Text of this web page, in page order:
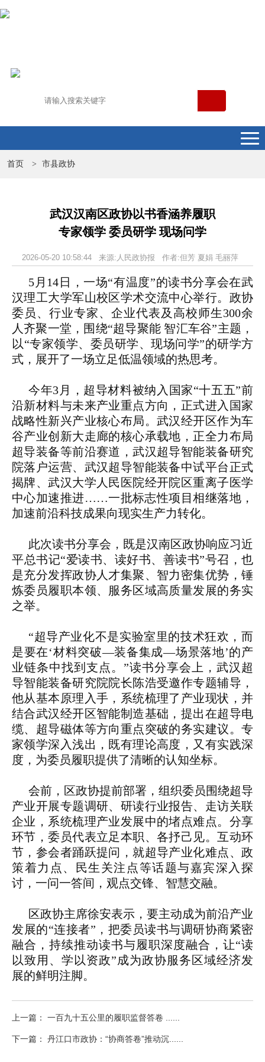
首页 > 市县政协
武汉汉南区政协以书香涵养履职
专家领学 委员研学 现场问学
2026-05-20 10:58:44 来源:人民政协报 作者:但芳 夏娟 毛丽萍
5月14日，一场“有温度”的读书分享会在武
汉理工大学军山校区学术交流中心举行。政协
委员、行业专家、企业代表及高校师生300余
人齐聚一堂，围绕“超导聚能 智汇车谷”主题，
以“专家领学、委员研学、现场问学”的研学方
式，展开了一场立足低温领域的热思考。
今年3月，超导材料被纳入国家“十五五”前
沿新材料与未来产业重点方向，正式进入国家
战略性新兴产业核心布局。武汉经开区作为车
谷产业创新大走廊的核心承载地，正全力布局
超导装备等前沿赛道，武汉超导智能装备研究
院落户运营、武汉超导智能装备中试平台正式
揭牌、武汉大学人民医院经开院区重离子医学
中心加速推进……一批标志性项目相继落地，
加速前沿科技成果向现实生产力转化。
此次读书分享会，既是汉南区政协响应习近
平总书记“爱读书、读好书、善读书”号召，也
是充分发挥政协人才集聚、智力密集优势，锤
炼委员履职本领、服务区域高质量发展的务实
之举。
“超导产业化不是实验室里的技术狂欢，而
是要在‘材料突破—装备集成—场景落地’的产
业链条中找到支点。”读书分享会上，武汉超
导智能装备研究院院长陈浩受邀作专题辅导，
他从基本原理入手，系统梳理了产业现状，并
结合武汉经开区智能制造基础，提出在超导电
缆、超导磁体等方向重点突破的务实建议。专
家领学深入浅出，既有理论高度，又有实践深
度，为委员履职提供了清晰的认知坐标。
会前，区政协提前部署，组织委员围绕超导
产业开展专题调研、研读行业报告、走访关联
企业，系统梳理产业发展中的堵点难点。分享
环节，委员代表立足本职、各抒己见。互动环
节，参会者踊跃提问，就超导产业化难点、政
策着力点、民生关注点等话题与嘉宾深入探
讨，一问一答间，观点交锋、智慧交融。
区政协主席徐安表示，要主动成为前沿产业
发展的“连接者”，把委员读书与调研协商紧密
融合，持续推动读书与履职深度融合，让“读
以致用、学以资政”成为政协服务区域经济发
展的鲜明注脚。
上一篇： 一百九十五公里的履职监督答卷 ......
下一篇： 丹江口市政协：“协商答卷”推动沉......